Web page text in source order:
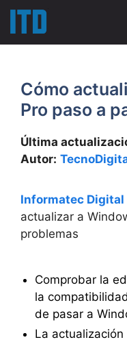
Saltar
contenido
Cómo
Pro paso a
Última
Autor:
Informatec Digital
actualizar a
problemas
Comprobar la
la
de pasar a
La